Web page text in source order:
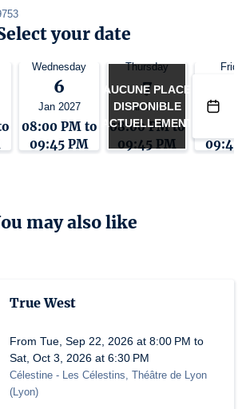
your date
Wednesday
6
Jan 2027
08:00 PM to
09:45 PM
Thursday
7
Jan 2027
08:00 PM to
09:45 PM
AUCUNE PLACE
DISPONIBLE
ACTUELLEMENT
Jan
may also like
True West
From Tue, Sep 22, 2026 at 8:00 PM to
Sat, Oct 3, 2026 at 6:30 PM
Célestine - Les Célestins, Théâtre de Lyon
(Lyon)